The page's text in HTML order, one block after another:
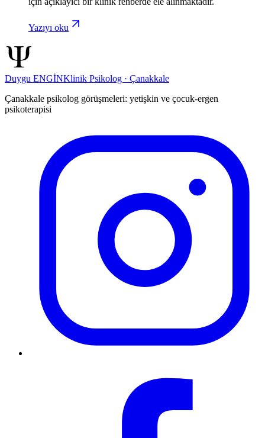
Yazıyı oku
Duygu ENGİNKlinik Psikolog · Çanakkale
Çanakkale psikolog görüşmeleri: yetişkin ve çocuk-ergen
psikoterapisi